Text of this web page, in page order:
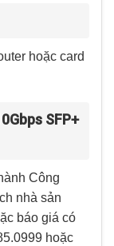
hoặc card
SFP+
Công
nhà sản
báo giá có
hoặc